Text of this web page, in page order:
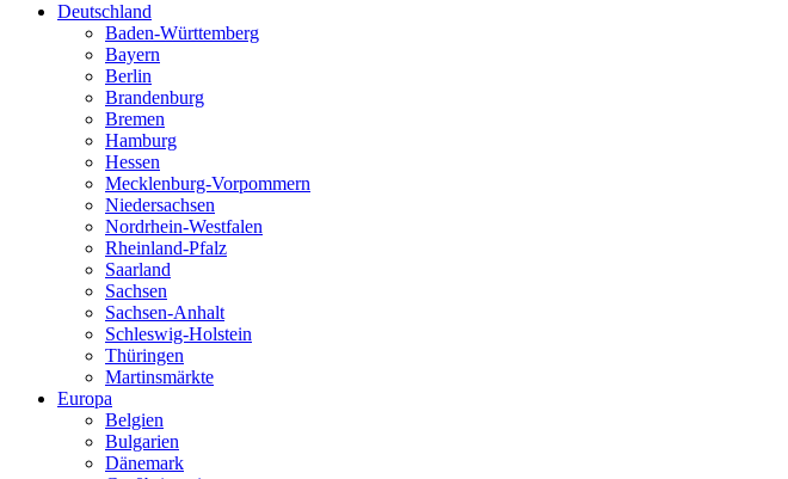
Deutschland
Baden-Württemberg
Bayern
Berlin
Brandenburg
Bremen
Hamburg
Hessen
Mecklenburg-Vorpommern
Niedersachsen
Nordrhein-Westfalen
Rheinland-Pfalz
Saarland
Sachsen
Sachsen-Anhalt
Schleswig-Holstein
Thüringen
Martinsmärkte
Europa
Belgien
Bulgarien
Dänemark